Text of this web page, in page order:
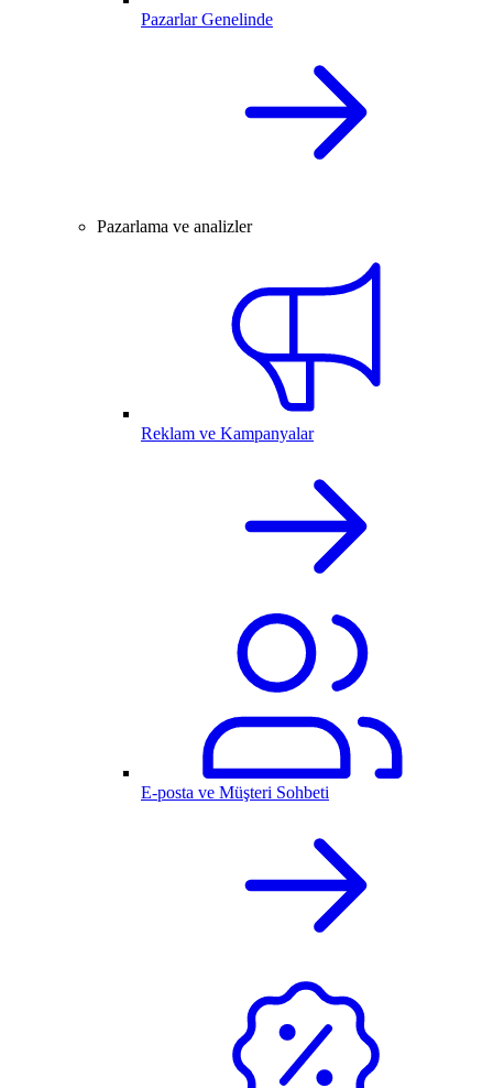
Pazarlar Genelinde
Pazarlama ve analizler
Reklam ve Kampanyalar
E-posta ve Müşteri Sohbeti